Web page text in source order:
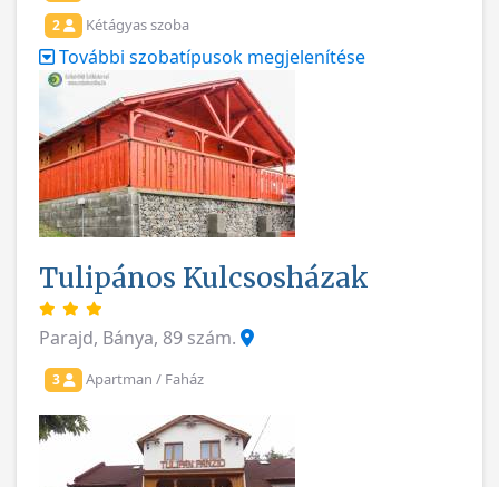
2 Kétágyas szoba
További szobatípusok megjelenítése
Tulipános Kulcsosházak
Parajd, Bánya, 89 szám.
3 Apartman / Faház